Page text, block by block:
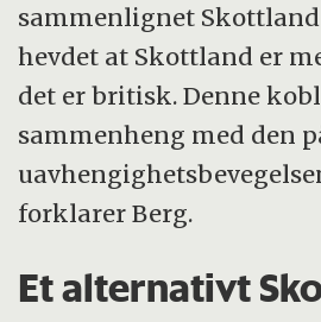
sammenlignet
hevdet at Skottland er
det er britisk. Denne
sammenheng med den
forklarer Berg.
Et alternativt